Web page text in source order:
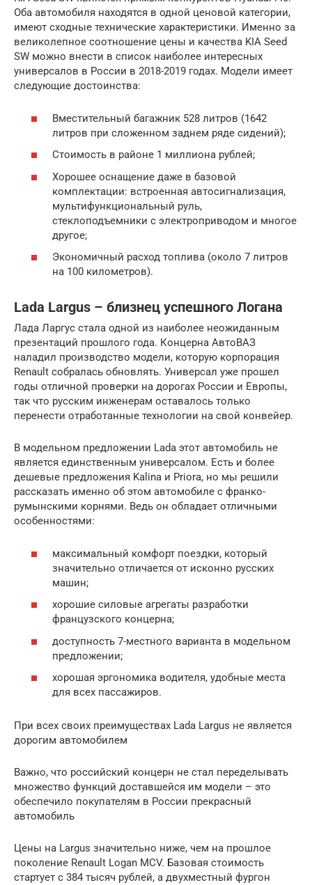
Оба автомобиля находятся в одной ценовой категории,
имеют сходные технические характеристики. Именно за
великолепное соотношение цены и качества KIA Seed
SW можно внести в список наиболее интересных
универсалов в России в 2018-2019 годах. Модели имеет
следующие достоинства:
Вместительный багажник 528 литров (1642
литров при сложенном заднем ряде сидений);
Стоимость в районе 1 миллиона рублей;
Хорошее оснащение даже в базовой
комплектации: встроенная автосигнализация,
мультифункциональный руль,
стеклоподъемники с электроприводом и многое
другое;
Экономичный расход топлива (около 7 литров
на 100 километров).
Lada Largus – близнец успешного Логана
Лада Ларгус стала одной из наиболее неожиданным
презентаций прошлого года. Концерна АвтоВАЗ
наладил производство модели, которую корпорация
Renault собралась обновлять. Универсал уже прошел
годы отличной проверки на дорогах России и Европы,
так что русским инженерам оставалось только
перенести отработанные технологии на свой конвейер.
В модельном предложении Lada этот автомобиль не
является единственным универсалом. Есть и более
дешевые предложения Kalina и Priora, но мы решили
рассказать именно об этом автомобиле с франко-
румынскими корнями. Ведь он обладает отличными
особенностями:
максимальный комфорт поездки, который
значительно отличается от исконно русских
машин;
хорошие силовые агрегаты разработки
французского концерна;
доступность 7-местного варианта в модельном
предложении;
хорошая эргономика водителя, удобные места
для всех пассажиров.
При всех своих преимуществах Lada Largus не является
дорогим автомобилем
Важно, что российский концерн не стал переделывать
множество функций доставшейся им модели – это
обеспечило покупателям в России прекрасный
автомобиль
Цены на Largus значительно ниже, чем на прошлое
поколение Renault Logan MCV. Базовая стоимость
стартует с 384 тысяч рублей, а двухместный фургон